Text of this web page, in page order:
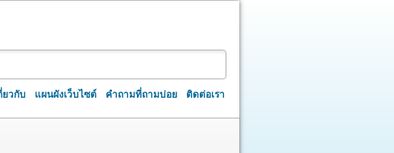
ยวกับ แผนผังเว็บไซต์ คำถามที่ถามบ่อย ติดต่อเรา